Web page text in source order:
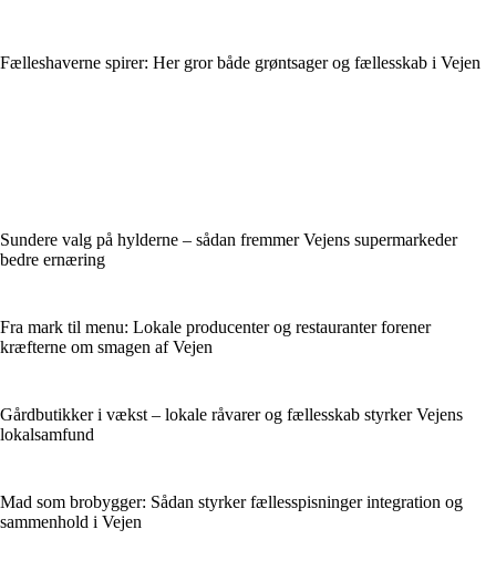
Fælleshaverne spirer: Her gror både grøntsager og fællesskab i Vejen
Sundere valg på hylderne – sådan fremmer Vejens supermarkeder
bedre ernæring
Fra mark til menu: Lokale producenter og restauranter forener
kræfterne om smagen af Vejen
Gårdbutikker i vækst – lokale råvarer og fællesskab styrker Vejens
lokalsamfund
Mad som brobygger: Sådan styrker fællesspisninger integration og
sammenhold i Vejen